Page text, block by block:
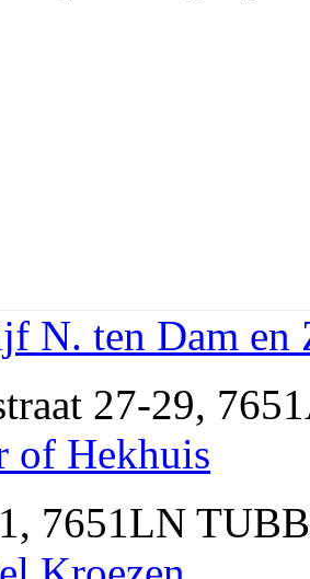
N. ten Dam en
27-29,
of Hekhuis
7651LN